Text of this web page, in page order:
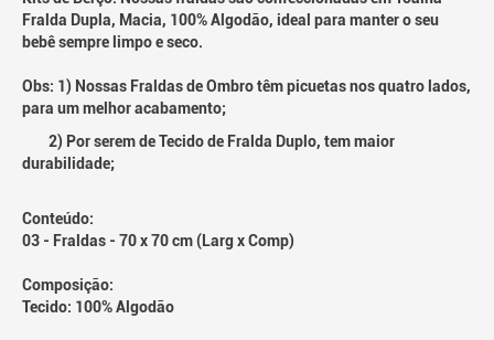
Fralda Dupla, Macia, 100% Algodão, ideal para manter o seu
bebê sempre limpo e seco.
Obs: 1) Nossas Fraldas de Ombro têm picuetas nos quatro lados,
para um melhor acabamento;
2) Por serem de Tecido de Fralda Duplo, tem maior
durabilidade;
Conteúdo:
03 - Fraldas - 70 x 70 cm (Larg x Comp)
Composição:
Tecido: 100% Algodão